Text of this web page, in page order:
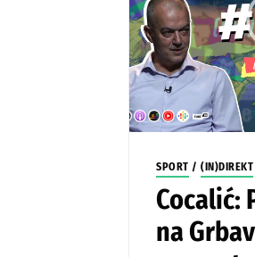
SPORT /(IN)DIREKT
Cocalić:
na